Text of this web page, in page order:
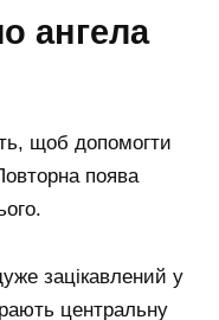
ангела
щоб допомогти
поява
зацікавлений у
центральну